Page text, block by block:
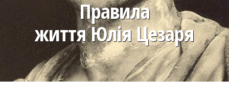
search
СЬОГОДНІ
ПОДКАСТИ
Правила
життя Юлія Цезаря